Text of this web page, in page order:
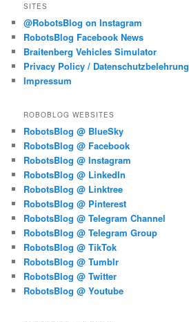
SITES
@RobotsBlog on Instagram
RobotsBlog Facebook News
Braitenberg Vehicles Simulator
Privacy Policy / Datenschutzbelehrung
Impressum
ROBOBLOG WEBSITES
RobotsBlog @ BlueSky
RobotsBlog @ Facebook
RobotsBlog @ Instagram
RobotsBlog @ LinkedIn
RobotsBlog @ Linktree
RobotsBlog @ Pinterest
RobotsBlog @ Telegram Channel
RobotsBlog @ Telegram Group
RobotsBlog @ TikTok
RobotsBlog @ Tumblr
RobotsBlog @ Twitter
RobotsBlog @ Youtube